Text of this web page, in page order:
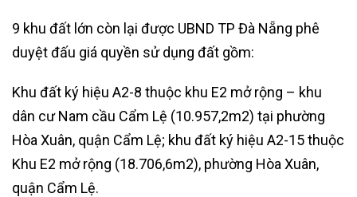
9 khu đất lớn còn lại được UBND TP Đà Nẵng phê
duyệt đấu giá quyền sử dụng đất gồm:
Khu đất ký hiệu A2-8 thuộc khu E2 mở rộng – khu
dân cư Nam cầu Cẩm Lệ (10.957,2m2) tại phường
Hòa Xuân, quận Cẩm Lệ; khu đất ký hiệu A2-15 thuộc
Khu E2 mở rộng (18.706,6m2), phường Hòa Xuân,
quận Cẩm Lệ.